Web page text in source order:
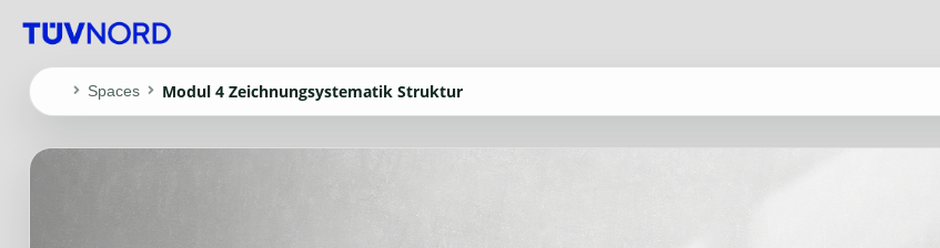
Spaces Modul 4 Zeichnungsystematik Struktur